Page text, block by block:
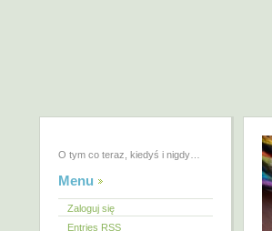
O tym co teraz, kiedyś i nigdy…
Menu
Zaloguj się
Entries RSS